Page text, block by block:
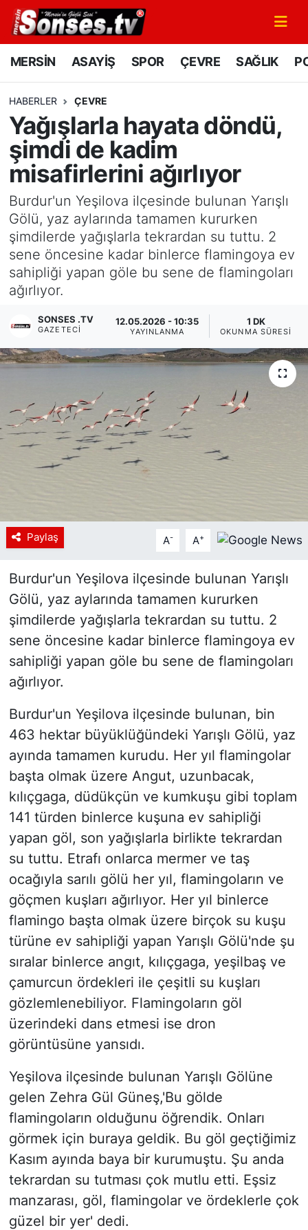
MERSİN ASAYİŞ SPOR ÇEVRE SAĞLIK
HABERLER ÇEVRE
Yağışlarla hayata döndü,
şimdi de kadim
misafirlerini ağırlıyor
Burdur'un Yeşilova ilçesinde bulunan Yarışlı
Gölü, yaz aylarında tamamen kururken
şimdilerde yağışlarla tekrardan su tuttu. 2
sene öncesine kadar binlerce flamingoya ev
sahipliği yapan göle bu sene de flamingoları
ağırlıyor.
SONSES .TV
GAZETECI
12.05.2026 - 10:35
YAYINLANMA
1 DK
OKUNMA SÜRESI
Paylaş A- A+
Burdur'un Yeşilova ilçesinde bulunan Yarışlı
Gölü, yaz aylarında tamamen kururken
şimdilerde yağışlarla tekrardan su tuttu. 2
sene öncesine kadar binlerce flamingoya ev
sahipliği yapan göle bu sene de flamingoları
ağırlıyor.
Burdur'un Yeşilova ilçesinde bulunan, bin
463 hektar büyüklüğündeki Yarışlı Gölü, yaz
ayında tamamen kurudu. Her yıl flamingolar
başta olmak üzere Angut, uzunbacak,
kılıçgaga, düdükçün ve kumkuşu gibi toplam
141 türden binlerce kuşuna ev sahipliği
yapan göl, son yağışlarla birlikte tekrardan
su tuttu. Etrafı onlarca mermer ve taş
ocağıyla sarılı gölü her yıl, flamingoların ve
göçmen kuşları ağırlıyor. Her yıl binlerce
flamingo başta olmak üzere birçok su kuşu
türüne ev sahipliği yapan Yarışlı Gölü'nde şu
sıralar binlerce angıt, kılıçgaga, yeşilbaş ve
çamurcun ördekleri ile çeşitli su kuşları
gözlemlenebiliyor. Flamingoların göl
üzerindeki dans etmesi ise dron
görüntüsüne yansıdı.
Yeşilova ilçesinde bulunan Yarışlı Gölüne
gelen Zehra Gül Güneş,'Bu gölde
flamingoların olduğunu öğrendik. Onları
görmek için buraya geldik. Bu göl geçtiğimiz
Kasım ayında baya bir kurumuştu. Şu anda
tekrardan su tutması çok mutlu etti. Eşsiz
manzarası, göl, flamingolar ve ördeklerle çok
güzel bir yer' dedi.
MERSİN
SPOR
GÜNÜN MANŞETİ
DÜNYA
KÜLTÜR - SANAT
MAGAZİN
SAĞLIK
Siyaset
YEREL HABER
Haberde insan
Tanıtım
Mersin Nöbetçi Eczaneler
Mersin Namaz Vakitleri
Mersin Trafik Yoğunluk Haritası
Süper Lig Puan Durumu ve Fikstür
Tüm Manşetler
Son Dakika Haberleri
Haber Arşivi